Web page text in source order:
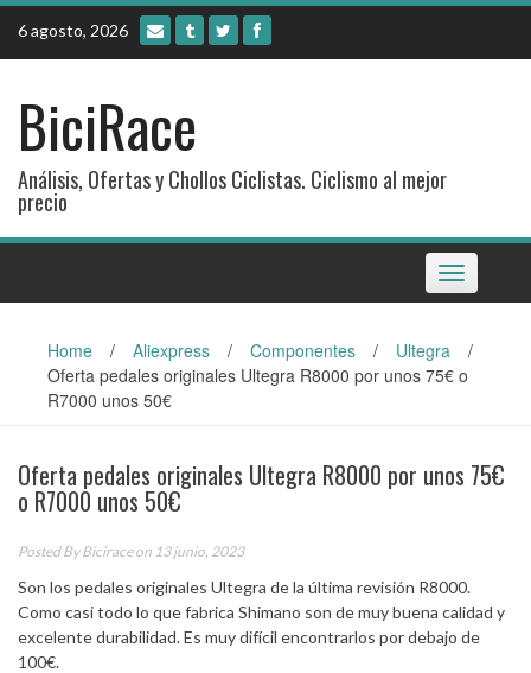
Skip
content
6 agosto, 2026
BiciRace
Análisis, Ofertas y Chollos Ciclistas. Ciclismo al mejor
precio
Toggle
navigation
Home / Aliexpress / Componentes / Ultegra
/
Oferta pedales originales Ultegra R8000 por unos 75€ o
R7000 unos 50€
Oferta pedales originales Ultegra R8000 por unos 75€
o R7000 unos 50€
Posted ByBiciraceon 13 junio, 2023
Son los pedales originales Ultegra de la última revisión R8000.
Como casi todo lo que fabrica Shimano son de muy buena calidad y
excelente durabilidad. Es muy difícil encontrarlos por debajo de
100€.